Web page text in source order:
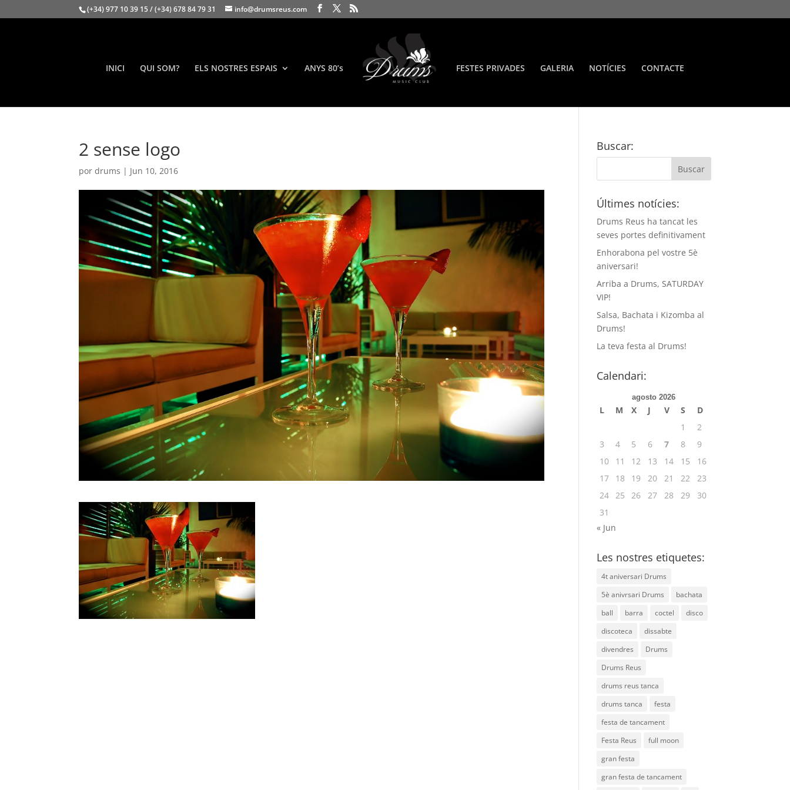
(+34) 977 10 39 15 / (+34) 678 84 79 31 info@drumsreus.com
INICI QUI SOM? ELS NOSTRES ESPAIS ANYS 80’s FESTES PRIVADES GALERIA NOTÍCIES CONTACTE
2 sense logo
pordrums | Jun 10, 2016
Buscar:
Últimes notícies:
Drums Reus ha tancat les
seves portes definitivament
Enhorabona pel vostre 5è
aniversari!
Arriba a Drums, SATURDAY
VIP!
Salsa, Bachata i Kizomba al
Drums!
La teva festa al Drums!
Calendari:
agosto 2026
L M X J V S
D
1
2
3
4 5 6 7 8
9
10
11 12 13 14 15
16
17
18 19 20 21 22
23
24 25 26 27 28 29
30
31
« Jun
Les nostres etiquetes:
4t aniversari Drums
5è anivrsari Drums
bachata
ball
barra coctel
disco
discoteca
dissabte
divendres
Drums
Drums Reus
drums reus tanca
drums tanca
festa
festa de tancament
Festa Reus
full moon
gran festa
gran festa de tancament